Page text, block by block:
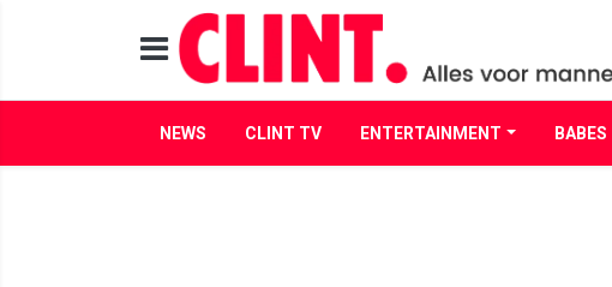
NEWS CLINT TV ENTERTAINMENT BABES